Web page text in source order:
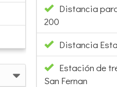
Distancia
200
Distancia
Estación de
San Fernan